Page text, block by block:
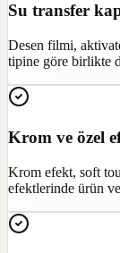
Su transfer
Desen filmi,
tipine göre birlikte
Krom ve özel
Krom efekt, soft
efektlerinde ürün